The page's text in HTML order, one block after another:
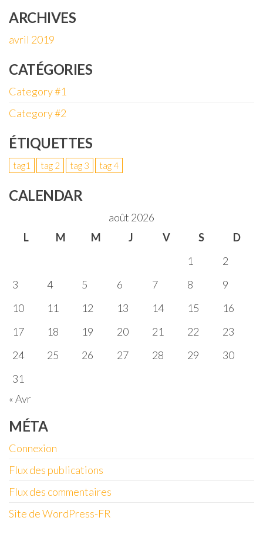
ARCHIVES
avril 2019
CATÉGORIES
Category #1
Category #2
ÉTIQUETTES
tag1 tag 2 tag 3 tag 4
CALENDAR
août 2026
L
M M J V S
D
1
2
3
4 5 6 7 8
9
10
11 12 13 14 15
16
17
18 19 20 21 22
23
24
25 26 27 28 29
30
31
« Avr
MÉTA
Connexion
Flux des publications
Flux des commentaires
Site de WordPress-FR